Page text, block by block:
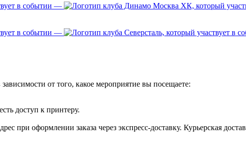
—
—
от того, какое мероприятие вы посещаете:
доступ к принтеру.
при оформлении заказа через экспресс-доставку. Курьерская